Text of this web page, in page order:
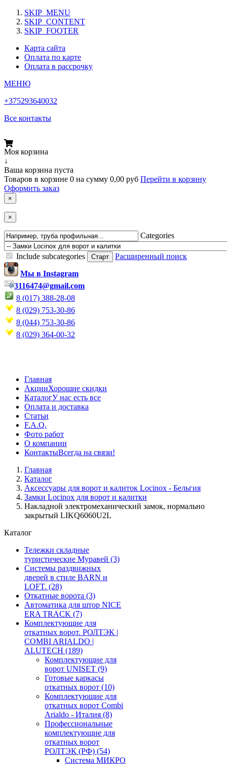
SKIP_MENU
SKIP_CONTENT
SKIP_FOOTER
Карта сайта
Оплата по карте
Оплата в рассрочку
МЕНЮ
+375293640032
Все контакты
Моя корзина
↓
Ваша корзина пуста
Товаров в корзине 0 на сумму 0,00 руб Перейти в корзину
Оформить заказ
×
×
Categories
Include subcategories
Расширенный поиск
Мы в Instagram
3116474@gmail.com
8 (017) 388-28-08
8 (029) 753-30-86
8 (044) 753-30-86
8 (029) 364-00-32
Главная
АкцииХорошие скидки
КаталогУ нас есть все
Оплата и доставка
Статьи
F.A.Q.
Фото работ
О компании
КонтактыВсегда на связи!
Главная
Каталог
Аксессуары для ворот и калиток Locinox - Бельгия
Замки Locinox для ворот и калитки
Накладной электромеханический замок, нормально
закрытый LIKQ6060U2L
Каталог
Тележки складные
туристические Муравей (3)
Системы раздвижных
дверей в стиле BARN и
LOFT. (28)
Откатные ворота (3)
Автоматика для штор NICE
ERA TRACK (7)
Комплектующие для
откатных ворот. РОЛТЭК |
COMBI ARIALDO |
ALUTECH (189)
Комплектующие для
ворот UNISET (9)
Готовые каркасы
откатных ворот (10)
Комплектующие для
откатных ворот Combi
Arialdo - Италия (8)
Профессиональные
комплектующие для
откатных ворот
РОЛТЭК (РФ) (54)
Система МИКРО